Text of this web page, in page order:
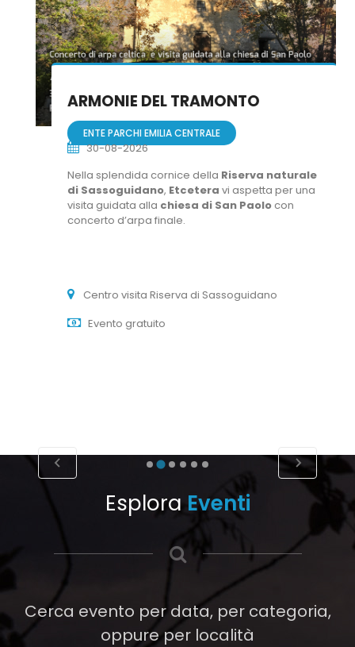
ARMONIE DEL TRAMONTO
ENTE PARCHI EMILIA CENTRALE
30-08-2026
Nella splendida cornice dellaRiserva naturale
di Sassoguidano,Etceteravi aspetta per una
visita guidata allachiesa di San Paolocon
concerto d’arpa finale.
Centro visita Riserva di Sassoguidano
Evento gratuito
Esplora Eventi
Cerca evento per data, per categoria,
oppure per località